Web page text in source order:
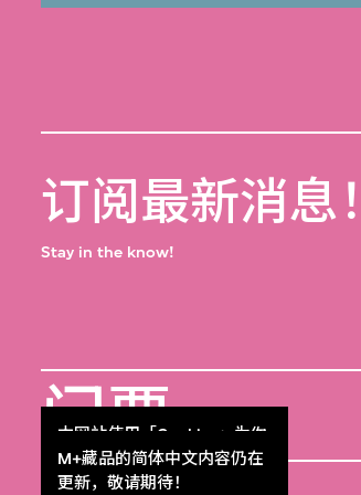
本网站使用「Cookies」为你
提供最好的网站体验。
了解更多
M+藏品的简体中文内容仍在
更新，敬请期待！
订阅最新消息！
Stay in the know!
门票 Get Tickets